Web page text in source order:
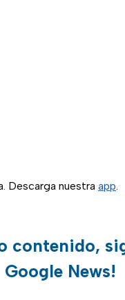
Descarga nuestra app.
contenido,
Google News!